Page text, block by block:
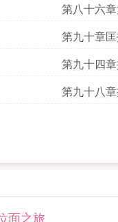
第八十六
第九十章
第九十四
第九十八
面之旅